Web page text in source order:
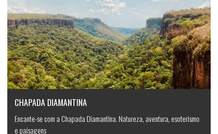
CHAPADA DIAMANTINA
Encante-se com a Chapada Diamantina. Natureza, aventura, esoterismo
e paisagens